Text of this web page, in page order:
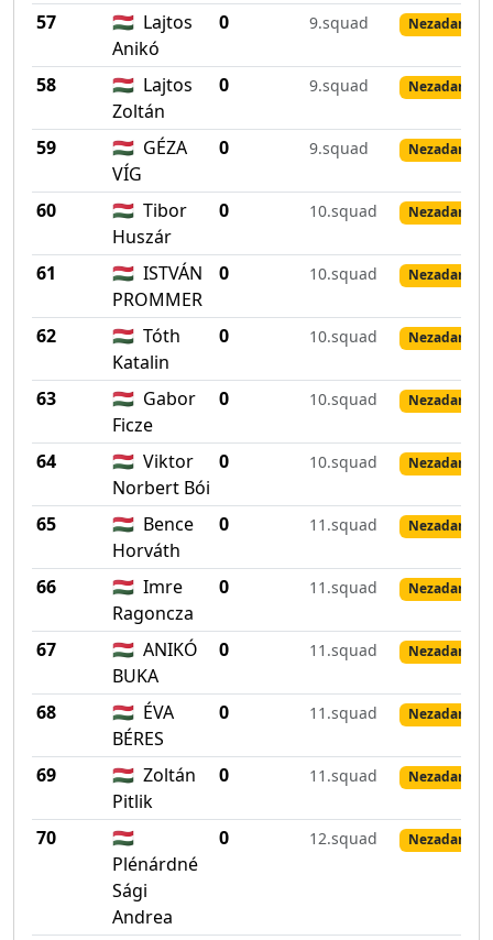
57 🇭🇺 Lajtos
Anikó
0 9.squad Nezadané
58 🇭🇺 Lajtos
Zoltán
0 9.squad Nezadané
59 🇭🇺 GÉZA
VÍG
0 9.squad Nezadané
60 🇭🇺 Tibor
Huszár
0 10.squad Nezadané
61 🇭🇺 ISTVÁN
PROMMER
0 10.squad Nezadané
62 🇭🇺 Tóth
Katalin
0 10.squad Nezadané
63 🇭🇺 Gabor
Ficze
0 10.squad Nezadané
64 🇭🇺 Viktor
Norbert Bói
0 10.squad Nezadané
65 🇭🇺 Bence
Horváth
0 11.squad Nezadané
66 🇭🇺 Imre
Ragoncza
0 11.squad Nezadané
67 🇭🇺 ANIKÓ
BUKA
0 11.squad Nezadané
68 🇭🇺 ÉVA
BÉRES
0 11.squad Nezadané
69 🇭🇺 Zoltán
Pitlik
0 11.squad Nezadané
70
🇭🇺
Plénárdné
Sági
Andrea
0 12.squad Nezadané